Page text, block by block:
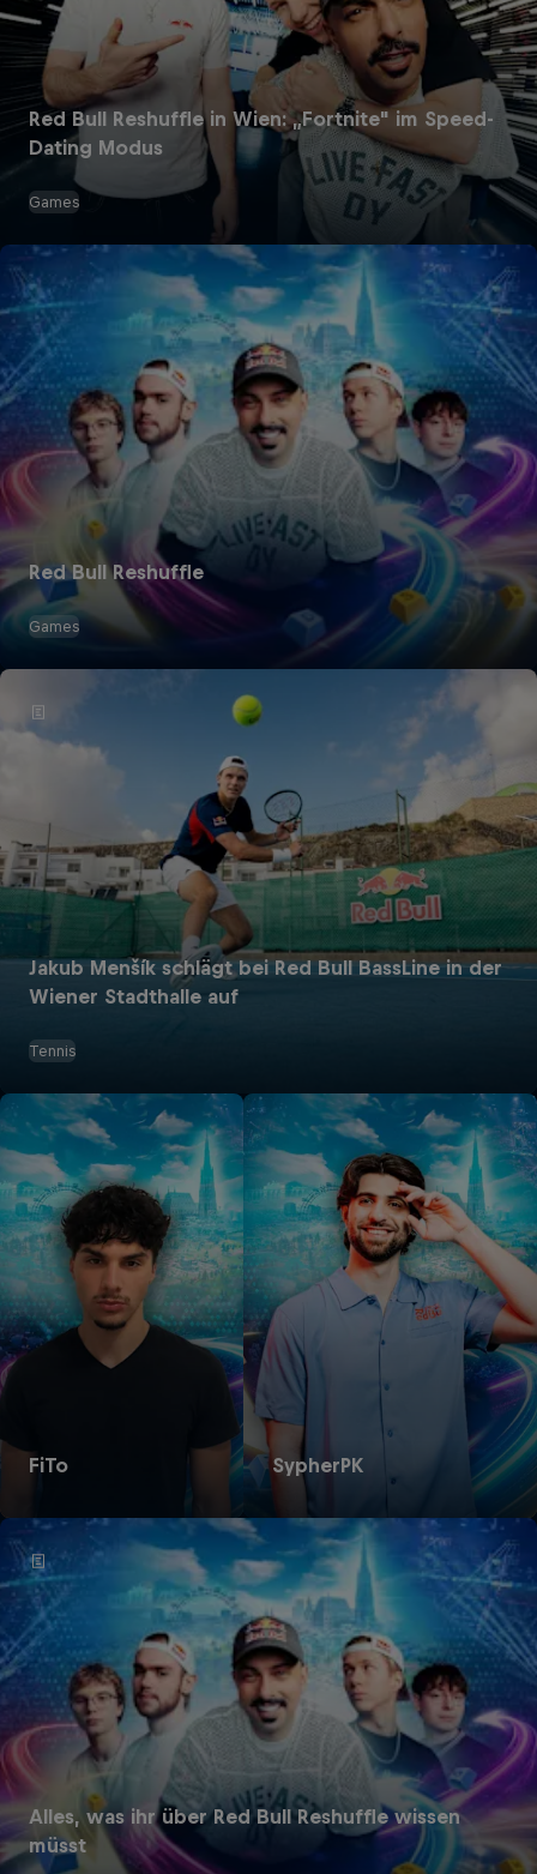
Red Bull Reshuffle in Wien: „Fortnite" im Speed-
Dating Modus
Games
Red Bull Reshuffle
Games
Jakub Menšík schlägt bei Red Bull BassLine in der
Wiener Stadthalle auf
Tennis
FiTo SypherPK
Alles, was ihr über Red Bull Reshuffle wissen
müsst